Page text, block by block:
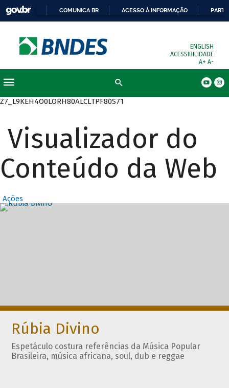
COMUNICA BR ACESSO À INFORMAÇÃO
ENGLISH
ACESSIBILIDADE
A+ A-
Z7_L9KEH4O0LORH80ALCLTPF80S71
Visualizador do
Conteúdo da Web
Ações
Destaques
Rúbia Divino
Espetáculo costura referências da Música Popular
Brasileira, música africana, soul, dub e reggae